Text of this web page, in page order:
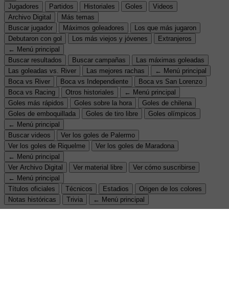
Jugadores
Partidos Historiales Goles
Videos
Archivo Digital
Más temas
Buscar jugador
Máximos goleadores
Los que más jugaron
Debutaron con gol
Los más viejos y jóvenes
Extranjeros
← Menú principal
Buscar resultados
Buscar campañas
Las máximas goleadas
Las goleadas vs. River
Las mejores rachas
← Menú principal
Boca vs River
Boca vs Independiente
Boca vs San Lorenzo
Boca vs Racing
Otros historiales
← Menú principal
Goles más rápidos
Goles sobre la hora
Goles de chilena
Goles de emboquillada
Goles de tiro libre
Goles olímpicos
← Menú principal
Buscar videos
Ver los goles de Palermo
Ver los goles de Riquelme
Ver los goles de Maradona
← Menú principal
Ver Archivo Digital
Ver material libre
Ver cómo suscribirse
← Menú principal
Títulos oficiales
Técnicos Estadios
Origen de los colores
Notas históricas
Trivia ← Menú principal